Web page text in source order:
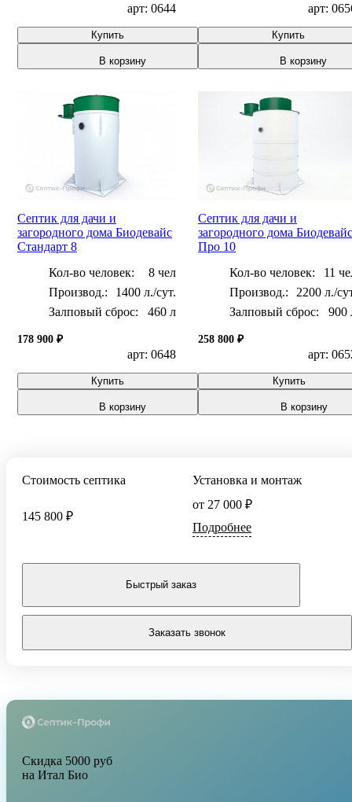
арт: 0644
Купить
В корзину
арт:
Купить
В корзину
Септик для дачи и
загородного дома Биодевайс
Стандарт 8
Кол-во человек:
8 чел
1400 л./сут.
Залповый сброс:
460 л
178 900 ₽
арт: 0648
Купить
В корзину
Септик для дачи и
загородного дома Биодевайс
Про 10
Кол-во человек:
11
2200 л./
Залповый сброс:
900
258 800 ₽
арт:
Купить
В корзину
Стоимость септика
145 800 ₽
Быстрый заказ
Заказать звонок
Установка и монтаж
от 27 000 ₽
Подробнее
Скидка 5000 руб
на Итал Био